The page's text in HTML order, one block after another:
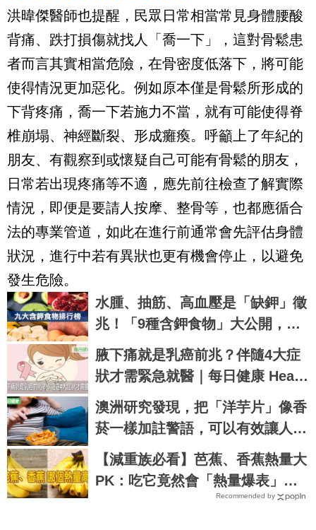
洪暐傑醫師也提醒，民眾日常相當常見身體腰酸
背痛、跌打損傷就找人「喬一下」，這對骨鬆患
者而言其實相當危險，在骨密度低落下，將可能
使得情況更加惡化。例如原本僅是骨鬆所形成的
下背疼痛，喬一下若施力不當，就有可能使得脊
椎崩塌、神經斷裂、形成癱瘓。呼籲上了年紀的
朋友、有觀察到或懷疑自己可能有骨鬆的朋友，
日常若出現疼痛等不適，應先前往檢查了解實際
情況，即便是要請人按摩、整骨等，也都應循合
法的專業管道，如此在進行前通常會先評估身體
狀況，進行中若有異狀也更有機會停止，以避免
發生危險。
水腫、抽筋、高血壓是「缺鉀」徵
兆！「9種含鉀食物」大公開，這
些比香蕉更補鉀｜每日健康 Healt
h
腋下痛就是乳癌前兆？伴隨4大症
狀才需緊急就醫｜每日健康 Healt
h
澳洲研究發現，把「洋芋片」像香
菸一樣加註警語，可以有效讓人們
戒掉｜每日健康 Health
【減重族必看】芭蕉、香蕉熱量大
PK：吃它竟然會「熱量爆表」？
Recommended by